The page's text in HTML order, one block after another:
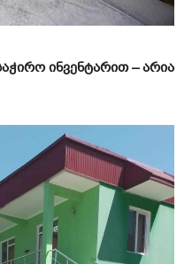
ინვენტარით – არია